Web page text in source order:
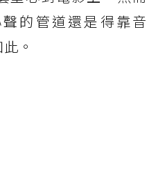
的管道還是得靠音
。